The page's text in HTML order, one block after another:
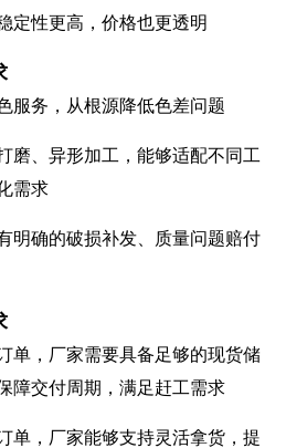
定性更高，价格也更透明
服务，从根源降低色差问题
磨、异形加工，能够适配不同工
需求
明确的破损补发、质量问题赔付
单，厂家需要具备足够的现货储
障交付周期，满足赶工需求
单，厂家能够支持灵活拿货，提